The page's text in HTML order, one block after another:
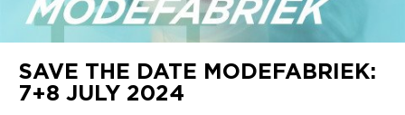
SAVE THE DATE MODEFABRIEK:
7+8 JULY 2024